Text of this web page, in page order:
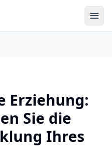
Erziehung:
Sie die
Ihres